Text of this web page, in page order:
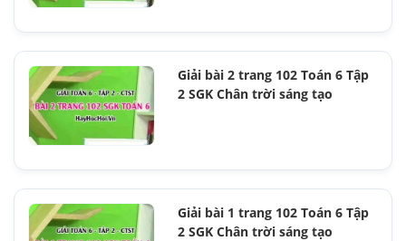
Giải bài 2 trang 102 Toán 6 Tập
2 SGK Chân trời sáng tạo
Giải bài 1 trang 102 Toán 6 Tập
2 SGK Chân trời sáng tạo